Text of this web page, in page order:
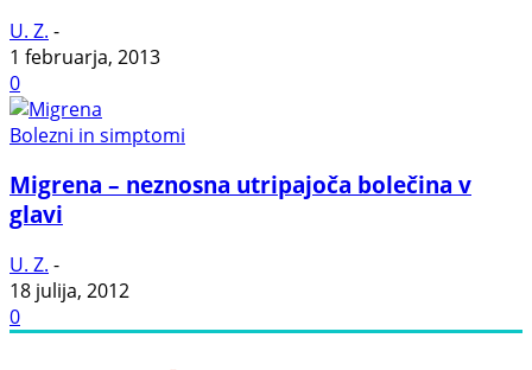
U. Z. -
1 februarja, 2013
0
Bolezni in simptomi
Migrena – neznosna utripajoča bolečina v
glavi
U. Z. -
18 julija, 2012
0